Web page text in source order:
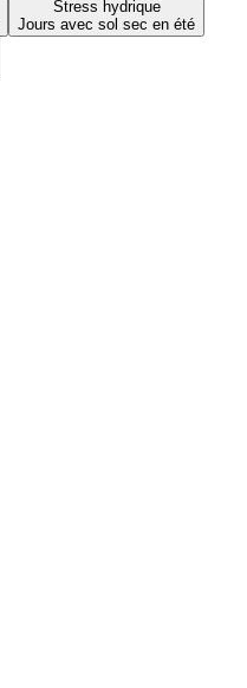
Stress hydrique
Jours avec sol sec en été